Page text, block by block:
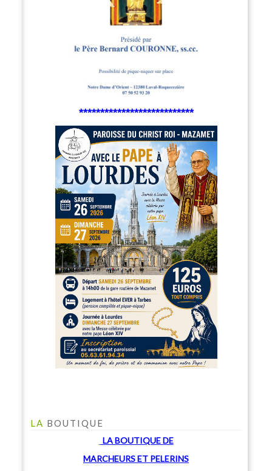
***************************
LA BOUTIQUE
LA BOUTIQUEDE
MARCHEURS ET PELERINS